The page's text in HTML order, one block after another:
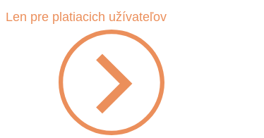
Len pre platiacich užívateľov